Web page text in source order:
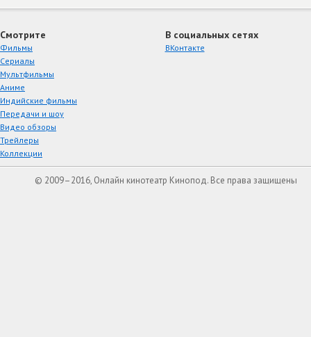
Смотрите
Фильмы
Сериалы
Мультфильмы
Аниме
Индийские фильмы
Передачи и шоу
Видео обзоры
Трейлеры
Коллекции
В социальных сетях
ВКонтакте
© 2009–2016, Онлайн кинотеатр Кинопод. Все права защищены